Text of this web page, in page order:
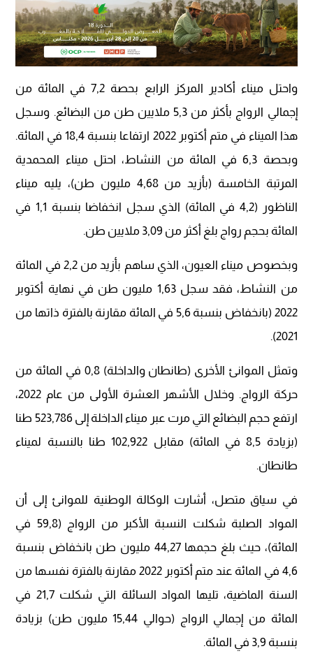
واحتل ميناء أكادير المركز الرابع بحصة 7,2 في المائة من
إجمالي الرواج بأكثر من 5,3 ملايين طن من البضائع. وسجل
هذا الميناء في متم أكتوبر 2022 ارتفاعا بنسبة 18,4 في المائة.
وبحصة 6,3 في المائة من النشاط، احتل ميناء المحمدية
المرتبة الخامسة (بأزيد من 4,68 مليون طن)، يليه ميناء
الناظور (4,2 في المائة) الذي سجل انخفاضا بنسبة 1,1 في
المائة بحجم رواج بلغ أكثر من 3,09 ملايين طن.
وبخصوص ميناء العيون، الذي ساهم بأزيد من 2,2 في المائة
من النشاط، فقد سجل 1,63 مليون طن في نهاية أكتوبر
2022 (بانخفاض بنسبة 5,6 في المائة مقارنة بالفترة ذاتها من
2021).
وتمثل الموانئ الأخرى (طانطان والداخلة) 0,8 في المائة من
حركة الرواج. وخلال الأشهر العشرة الأولى من عام 2022،
ارتفع حجم البضائع التي مرت عبر ميناء الداخلة إلى 523,786 طنا
(بزيادة 8,5 في المائة) مقابل 102,922 طنا بالنسبة لميناء
طانطان.
في سياق متصل، أشارت الوكالة الوطنية للموانئ إلى أن
المواد الصلبة شكلت النسبة الأكبر من الرواج (59,8 في
المائة)، حيث بلغ حجمها 44,27 مليون طن بانخفاض بنسبة
4,6 في المائة عند متم أكتوبر 2022 مقارنة بالفترة نفسها من
السنة الماضية، تليها المواد السائلة التي شكلت 21,7 في
المائة من إجمالي الرواج (حوالي 15,44 مليون طن) بزيادة
بنسبة 3,9 في المائة.